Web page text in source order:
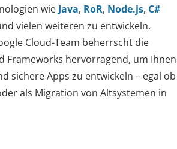
wie Java, RoR, Node.js, C#
vielen weiteren zu entwickeln.
Cloud-Team beherrscht die
Frameworks hervorragend, um Ihnen
sichere Apps zu entwickeln – egal ob
als Migration von Altsystemen in